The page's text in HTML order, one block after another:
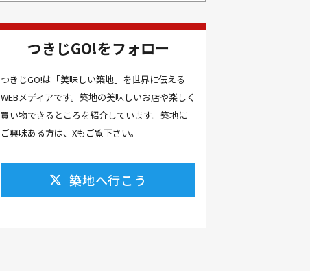
お寿司(2） お弁当(9） お得情報(9）
お悩み解決(1） お惣菜(1）
お歳暮(1） お汁粉(3）
お汁粉 レシピ(1） お祭り(1）
お餅(1） お魚捌き教室(1） かき氷(3）
つきじGO!をフォロー
つきじGO!は「美味しい築地」を世界に伝える
WEBメディアです。築地の美味しいお店や楽しく
買い物できるところを紹介しています。築地に
ご興味ある方は、Xもご覧下さい。
築地へ行こう